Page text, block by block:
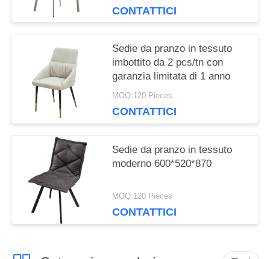
CONTATTICI
Sedie da pranzo in tessuto
imbottito da 2 pcs/tn con
garanzia limitata di 1 anno
MOQ:120 Pieces
CONTATTICI
Sedie da pranzo in tessuto
moderno 600*520*870
MOQ:120 Pieces
CONTATTICI